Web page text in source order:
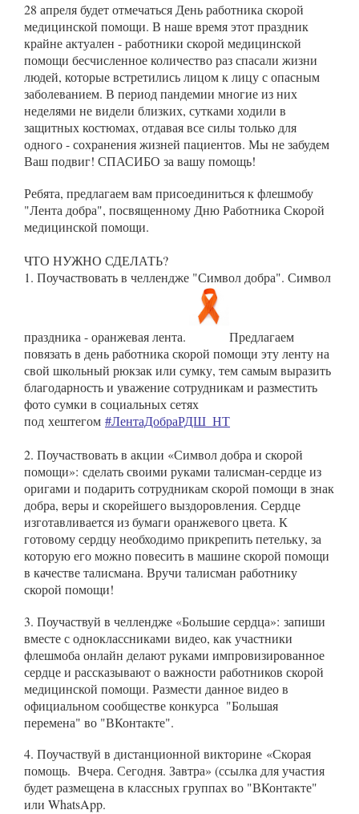
28 апреля будет отмечаться День работника скорой
медицинской помощи. В наше время этот праздник
крайне актуален - работники скорой медицинской
помощи бесчисленное количество раз спасали жизни
людей, которые встретились лицом к лицу с опасным
заболеванием. В период пандемии многие из них
неделями не видели близких, сутками ходили в
защитных костюмах, отдавая все силы только для
одного - сохранения жизней пациентов. Мы не забудем
Ваш подвиг! СПАСИБО за вашу помощь!
Ребята, предлагаем вам присоединиться к флешмобу
"Лента добра", посвященному Дню Работника Скорой
медицинской помощи.
ЧТО НУЖНО СДЕЛАТЬ?
1. Поучаствовать в челлендже "Символ добра". Символ
праздника - оранжевая лента.
Предлагаем
повязать в день работника скорой помощи эту ленту на
свой школьный рюкзак или сумку, тем самым выразить
благодарность и уважение сотрудникам и разместить
фото сумки в социальных сетях
под хештегом #ЛентаДобраРДШ_НТ
2. Поучаствовать в акции «Символ добра и скорой
помощи»: сделать своими руками талисман-сердце из
оригами и подарить сотрудникам скорой помощи в знак
добра, веры и скорейшего выздоровления. Сердце
изготавливается из бумаги оранжевого цвета. К
готовому сердцу необходимо прикрепить петельку, за
которую его можно повесить в машине скорой помощи
в качестве талисмана. Вручи талисман работнику
скорой помощи!
3. Поучаствуй в челлендже «Большие сердца»: запиши
вместе с одноклассниками видео, как участники
флешмоба онлайн делают руками импровизированное
сердце и рассказывают о важности работников скорой
медицинской помощи. Размести данное видео в
официальном сообществе конкурса "Большая
перемена" во "ВКонтакте".
4. Поучаствуй в дистанционной викторине «Скорая
помощь. Вчера. Сегодня. Завтра» (ссылка для участия
будет размещена в классных группах во "ВКонтакте"
или WhatsApp.